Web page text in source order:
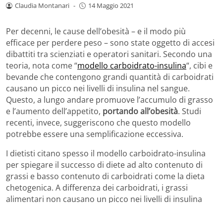
Claudia Montanari - 14 Maggio 2021
Per decenni, le cause dell’obesità – e il modo più
efficace per perdere peso – sono state oggetto di accesi
dibattiti tra scienziati e operatori sanitari. Secondo una
teoria, nota come “modello carboidrato-insulina“, cibi e
bevande che contengono grandi quantità di carboidrati
causano un picco nei livelli di insulina nel sangue.
Questo, a lungo andare promuove l’accumulo di grasso
e l’aumento dell’appetito, portando all’obesità. Studi
recenti, invece, suggeriscono che questo modello
potrebbe essere una semplificazione eccessiva.
I dietisti citano spesso il modello carboidrato-insulina
per spiegare il successo di diete ad alto contenuto di
grassi e basso contenuto di carboidrati come la dieta
chetogenica. A differenza dei carboidrati, i grassi
alimentari non causano un picco nei livelli di insulina